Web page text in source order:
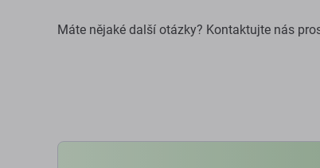
Máte nějaké další otázky? Kontaktujte nás